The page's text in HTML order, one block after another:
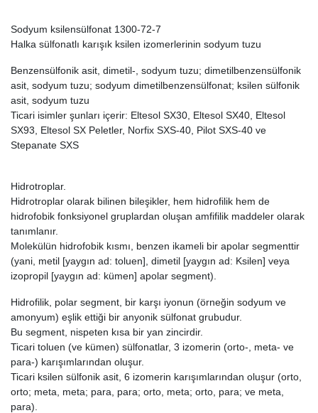
Sodyum ksilensülfonat 1300-72-7
Halka sülfonatlı karışık ksilen izomerlerinin sodyum tuzu
Benzensülfonik asit, dimetil-, sodyum tuzu; dimetilbenzensülfonik
asit, sodyum tuzu; sodyum dimetilbenzensülfonat; ksilen sülfonik
asit, sodyum tuzu
Ticari isimler şunları içerir: Eltesol SX30, Eltesol SX40, Eltesol
SX93, Eltesol SX Peletler, Norfix SXS-40, Pilot SXS-40 ve
Stepanate SXS
Hidrotroplar.
Hidrotroplar olarak bilinen bileşikler, hem hidrofilik hem de
hidrofobik fonksiyonel gruplardan oluşan amfifilik maddeler olarak
tanımlanır.
Molekülün hidrofobik kısmı, benzen ikameli bir apolar segmenttir
(yani, metil [yaygın ad: toluen], dimetil [yaygın ad: Ksilen] veya
izopropil [yaygın ad: kümen] apolar segment).
Hidrofilik, polar segment, bir karşı iyonun (örneğin sodyum ve
amonyum) eşlik ettiği bir anyonik sülfonat grubudur.
Bu segment, nispeten kısa bir yan zincirdir.
Ticari toluen (ve kümen) sülfonatlar, 3 izomerin (orto-, meta- ve
para-) karışımlarından oluşur.
Ticari ksilen sülfonik asit, 6 izomerin karışımlarından oluşur (orto,
orto; meta, meta; para, para; orto, meta; orto, para; ve meta,
para).